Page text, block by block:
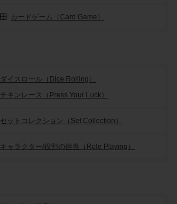
カードゲーム（Card Game）
ダイスロール（Dice Rolling）
チキンレース（Press Your Luck）
セットコレクション（Set Collection）
キャラクター/役割の担当（Role Playing）